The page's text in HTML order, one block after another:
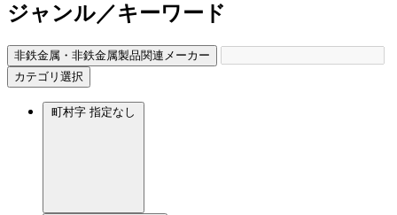
ジャンル／キーワード
非鉄金属・非鉄金属製品関連メーカー
カテゴリ選択
町村字 指定なし